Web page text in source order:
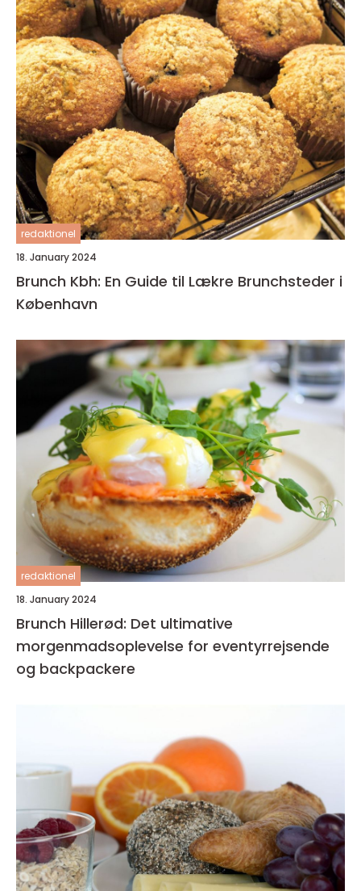
redaktionel
18. January 2024
Brunch Kbh: En Guide til Lækre Brunchsteder i
København
redaktionel
18. January 2024
Brunch Hillerød: Det ultimative
morgenmadsoplevelse for eventyrrejsende
og backpackere